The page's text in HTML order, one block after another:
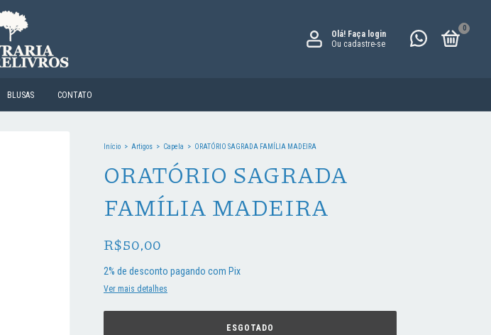
Olá! Faça login
Ou cadastre-se
0
BLUSAS CONTATO
Início > Artigos > Capela > ORATÓRIO SAGRADA FAMÍLIA MADEIRA
ORATÓRIO SAGRADA
FAMÍLIA MADEIRA
R$50,00
2% de desconto pagando com Pix
Ver mais detalhes